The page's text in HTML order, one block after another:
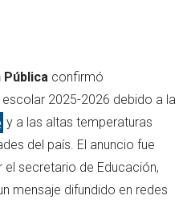
Pública confirmó
2025-2026 debido a la
y a las altas temperaturas
del país. El anuncio fue
secretario de Educación,
mensaje difundido en redes